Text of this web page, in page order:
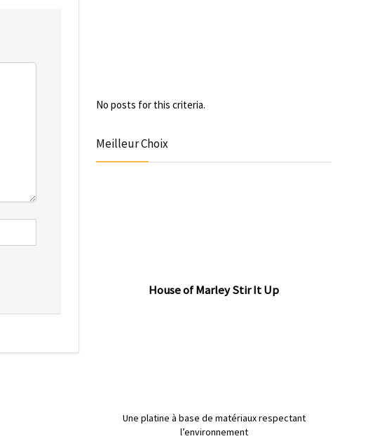
No posts for this criteria.
Meilleur Choix
House of Marley Stir It Up
Une platine à base de matériaux respectant
l’environnement